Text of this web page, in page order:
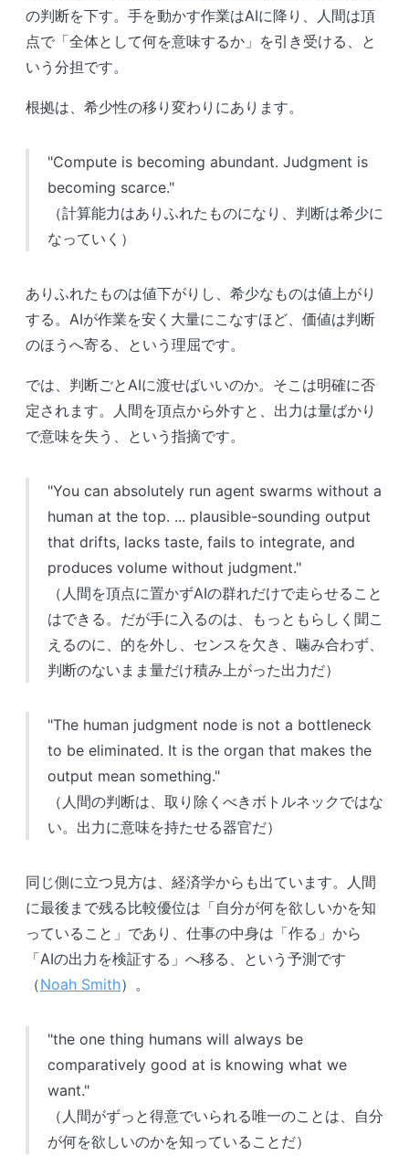
の判断を下す。手を動かす作業はAIに降り、人間は頂
点で「全体として何を意味するか」を引き受ける、と
いう分担です。
根拠は、希少性の移り変わりにあります。
"Compute is becoming abundant. Judgment is
becoming scarce."
（計算能力はありふれたものになり、判断は希少に
なっていく）
ありふれたものは値下がりし、希少なものは値上がり
する。AIが作業を安く大量にこなすほど、価値は判断
のほうへ寄る、という理屈です。
では、判断ごとAIに渡せばいいのか。そこは明確に否
定されます。人間を頂点から外すと、出力は量ばかり
で意味を失う、という指摘です。
"You can absolutely run agent swarms without a
human at the top. ... plausible-sounding output
that drifts, lacks taste, fails to integrate, and
produces volume without judgment."
（人間を頂点に置かずAIの群れだけで走らせること
はできる。だが手に入るのは、もっともらしく聞こ
えるのに、的を外し、センスを欠き、噛み合わず、
判断のないまま量だけ積み上がった出力だ）
"The human judgment node is not a bottleneck
to be eliminated. It is the organ that makes the
output mean something."
（人間の判断は、取り除くべきボトルネックではな
い。出力に意味を持たせる器官だ）
同じ側に立つ見方は、経済学からも出ています。人間
に最後まで残る比較優位は「自分が何を欲しいかを知
っていること」であり、仕事の中身は「作る」から
「AIの出力を検証する」へ移る、という予測です
（Noah Smith）。
"the one thing humans will always be
comparatively good at is knowing what we
want."
（人間がずっと得意でいられる唯一のことは、自分
が何を欲しいのかを知っていることだ）